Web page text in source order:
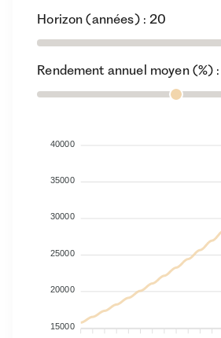
Horizon (années) : 20
Rendement annuel moyen (%) :
40000
35000
30000
25000
20000
15000